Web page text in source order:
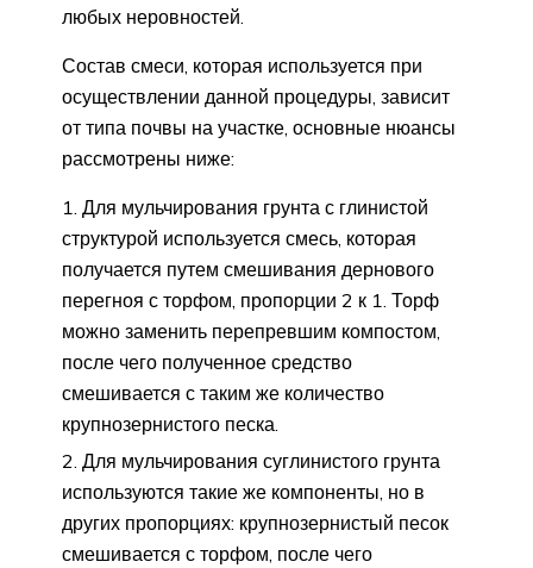
любых неровностей.
Состав смеси, которая используется при
осуществлении данной процедуры, зависит
от типа почвы на участке, основные нюансы
рассмотрены ниже:
Для мульчирования грунта с глинистой
структурой используется смесь, которая
получается путем смешивания дернового
перегноя с торфом, пропорции 2 к 1. Торф
можно заменить перепревшим компостом,
после чего полученное средство
смешивается с таким же количество
крупнозернистого песка.
Для мульчирования суглинистого грунта
используются такие же компоненты, но в
других пропорциях: крупнозернистый песок
смешивается с торфом, после чего